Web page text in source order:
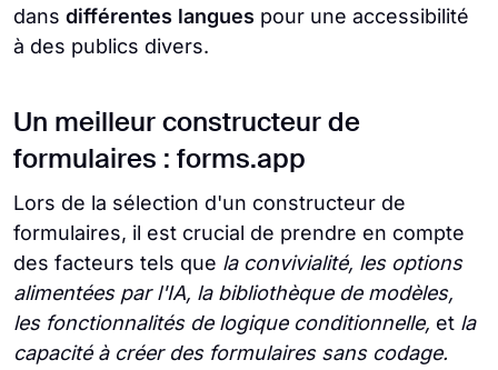
dans différentes langues pour une accessibilité
à des publics divers.
Un meilleur constructeur de
formulaires : forms.app
Lors de la sélection d'un constructeur de
formulaires, il est crucial de prendre en compte
des facteurs tels que la convivialité, les options
alimentées par l'IA, la bibliothèque de modèles,
les fonctionnalités de logique conditionnelle, et la
capacité à créer des formulaires sans codage.